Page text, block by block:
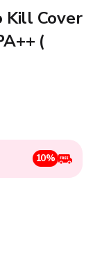
Kill Cover
(
10%